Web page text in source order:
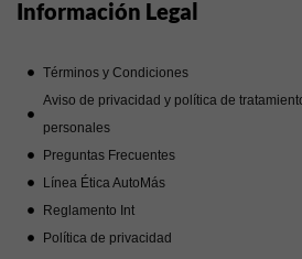
Información Legal
Términos y Condiciones
Aviso de privacidad y política de
personales
Preguntas Frecuentes
Línea Ética AutoMás
Reglamento Int
Política de privacidad